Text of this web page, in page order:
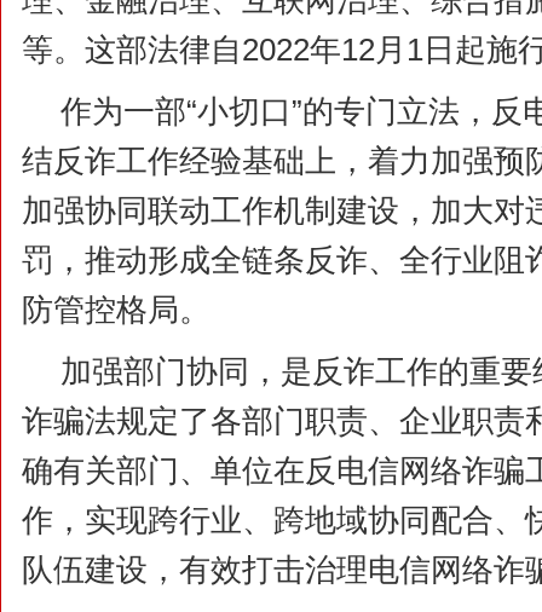
等。这部法律自2022年12月1日起施
作为一部“小切口”的专门立法，反
结反诈工作经验基础上，着力加强预
加强协同联动工作机制建设，加大对
罚，推动形成全链条反诈、全行业阻
防管控格局。
加强部门协同，是反诈工作的重
诈骗法规定了各部门职责、企业职责
确有关部门、单位在反电信网络诈骗
作，实现跨行业、跨地域协同配合、
队伍建设，有效打击治理电信网络诈